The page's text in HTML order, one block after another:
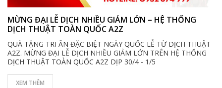
MỪNG ĐẠI LỄ DỊCH NHIỀU GIẢM LỚN – HỆ THỐNG
DỊCH THUẬT TOÀN QUỐC A2Z
QUÀ TẶNG TRI ÂN ĐẶC BIỆT NGÀY QUỐC LỄ TỪ DỊCH THUẬT
A2Z. MỪNG ĐẠI LỄ DỊCH NHIỀU GIẢM LỚN TRÊN HỆ THỐNG
DỊCH THUẬT TOÀN QUỐC A2Z DỊP 30/4 - 1/5
XEM THÊM